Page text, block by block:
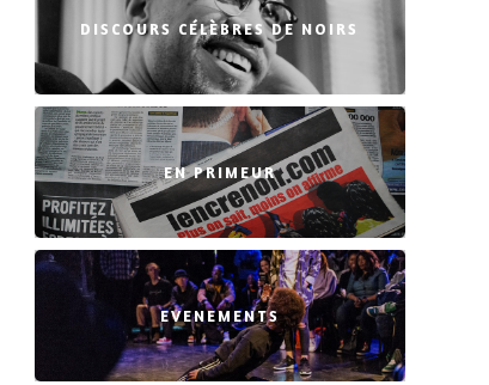
DISCOURS CÉLÈBRES DE NOIRS
EN PRIMEUR
EVENEMENTS